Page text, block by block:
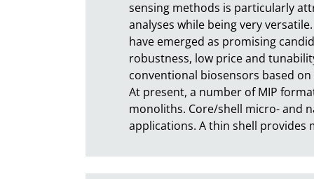
sensing methods is particularly
analyses while being very
have emerged as promising
robustness, low price and
conventional biosensors based
At present, a number of MIP
monoliths. Core/shell micro- and
applications. A thin shell provides